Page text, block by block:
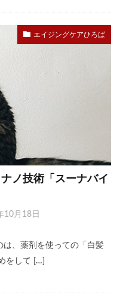
エイジングケアひろば
ノ技術「スーナバイ
10月18日
は、薬剤を使っての「白髪
をして […]